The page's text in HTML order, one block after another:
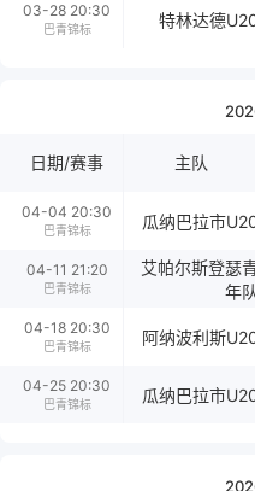
03-28 20:30
巴青锦标 特林达德
日期/赛事 主队
04-04 20:30
巴青锦标 瓜纳巴拉市
04-11 21:20
巴青锦标
艾帕尔斯登瑟
年队
04-18 20:30
巴青锦标 阿纳波利斯
04-25 20:30
巴青锦标 瓜纳巴拉市